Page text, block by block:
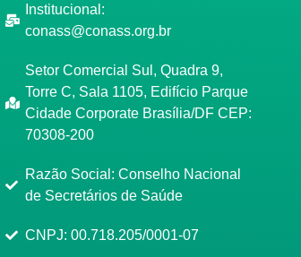
Institucional:
conass@conass.org.br
Setor Comercial Sul, Quadra 9,
Torre C, Sala 1105, Edifício Parque
Cidade Corporate Brasília/DF CEP:
70308-200
Razão Social: Conselho Nacional
de Secretários de Saúde
CNPJ: 00.718.205/0001-07